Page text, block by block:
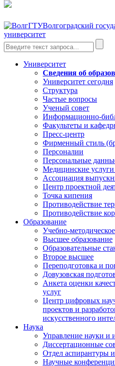
Волгоградский
университет
Университет
Сведения об
Университет сегодня
Структура
Частые вопросы
Ученый совет
Информационно-
Факультеты и
Пресс-центр
Фирменный стиль
Персоналии
Персональные
Медицинские услуги
Ассоциация
Центр проектной
Точка кипения
Противодействие
Противодействие
Образование
Учебно-
Высшее образование
Образовательные
Второе высшее
Переподготовка и
Довузовская
Анкета оценки
услуг
Центр цифровых
проектов и
искусственного
Наука
Управление науки и
Диссертационные
Отдел аспирантуры
Научные